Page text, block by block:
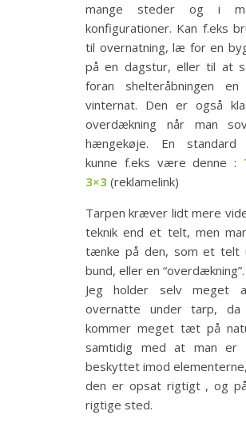
mange steder og i
konfigurationer. Kan f.eks
til overnatning, læ for en
på en dagstur, eller til at
foran shelteråbningen en
vinternat. Den er også
overdækning når man
hængekøje. En standard
kunne f.eks være denne :
3×3 (reklamelink)
Tarpen kræver lidt mere
teknik end et telt, men
tænke på den, som et telt
bund, eller en “overdækning”.
Jeg holder selv meget
overnatte under tarp, da
kommer meget tæt på
samtidig med at man er
beskyttet imod
den er opsat rigtigt , og
rigtige sted.